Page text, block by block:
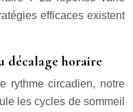
efficaces existent
décalage horaire
rythme circadien, notre
les cycles de sommeil